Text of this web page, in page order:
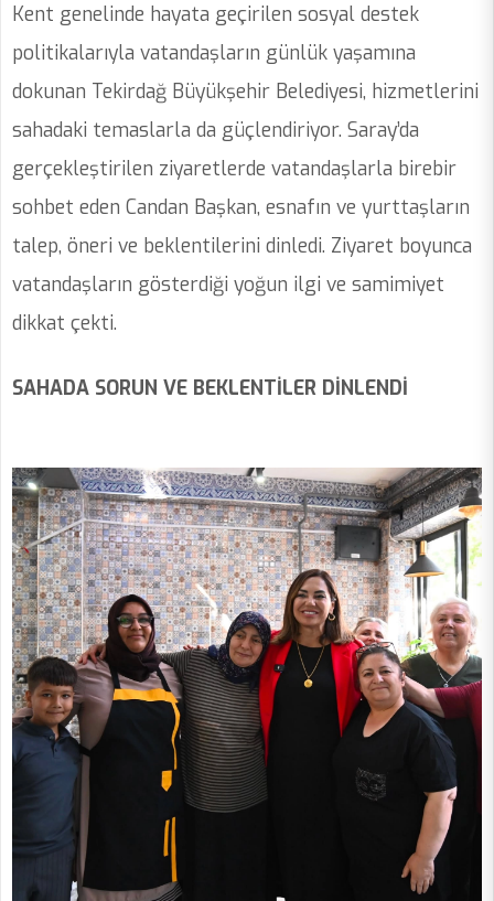
Kent genelinde hayata geçirilen sosyal destek
politikalarıyla vatandaşların günlük yaşamına
dokunan Tekirdağ Büyükşehir Belediyesi, hizmetlerini
sahadaki temaslarla da güçlendiriyor. Saray’da
gerçekleştirilen ziyaretlerde vatandaşlarla birebir
sohbet eden Candan Başkan, esnafın ve yurttaşların
talep, öneri ve beklentilerini dinledi. Ziyaret boyunca
vatandaşların gösterdiği yoğun ilgi ve samimiyet
dikkat çekti.
SAHADA SORUN VE BEKLENTİLER DİNLENDİ